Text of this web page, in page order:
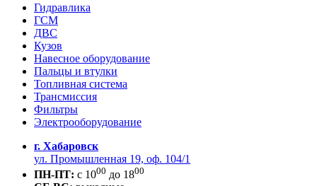
Гидравлика
ГСМ
ДВС
Кузов
Навесное оборудование
Пальцы и втулки
Топливная система
Трансмиссия
Фильтры
Электрооборудование
г. Хабаровск
ул. Промышленная 19, оф. 104/1
ПН-ПТ: c 1000 до 1800